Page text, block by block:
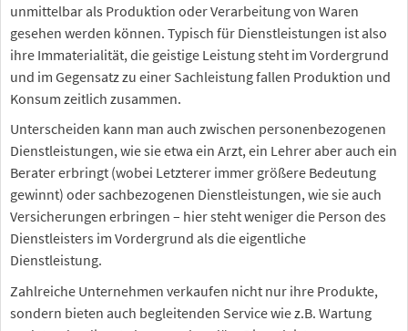
unmittelbar als Produktion oder Verarbeitung von Waren
gesehen werden können. Typisch für Dienstleistungen ist also
ihre Immaterialität, die geistige Leistung steht im Vordergrund
und im Gegensatz zu einer Sachleistung fallen Produktion und
Konsum zeitlich zusammen.
Unterscheiden kann man auch zwischen personenbezogenen
Dienstleistungen, wie sie etwa ein Arzt, ein Lehrer aber auch ein
Berater erbringt (wobei Letzterer immer größere Bedeutung
gewinnt) oder sachbezogenen Dienstleistungen, wie sie auch
Versicherungen erbringen – hier steht weniger die Person des
Dienstleisters im Vordergrund als die eigentliche
Dienstleistung.
Zahlreiche Unternehmen verkaufen nicht nur ihre Produkte,
sondern bieten auch begleitenden Service wie z.B. Wartung